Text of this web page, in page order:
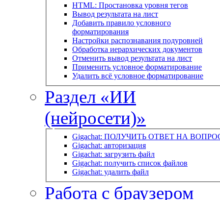
HTML: Простановка уровня тегов
Вывод результата на лист
Добавить правило условного
форматирования
Настройки распознавания подуровней
Обработка иерархических документов
Отменить вывод результата на лист
Применить условное форматирование
Удалить всё условное форматирование
Раздел «ИИ
(нейросети)»
Gigachat: ПОЛУЧИТЬ ОТВЕТ НА
Gigachat: авторизация
Gigachat: загрузить файл
Gigachat: получить список файлов
Gigachat: удалить файл
Работа с браузером